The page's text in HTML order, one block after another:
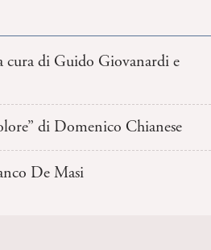
cura di Guido Giovanardi e
di Domenico Chianese
De Masi